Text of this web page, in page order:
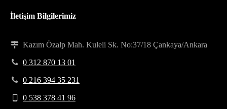
İletişim Bilgilerimiz
Kazım Özalp Mah. Kuleli Sk. No:37/18 Çankaya/Ankara
0 312 870 13 01
0 216 394 35 231
0 538 378 41 96